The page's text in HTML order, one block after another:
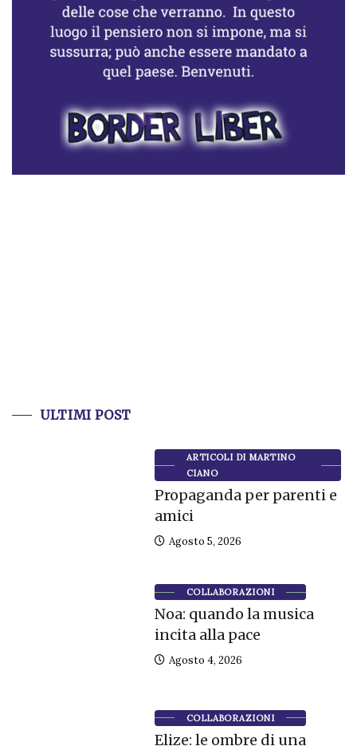
ULTIMI POST
ARTICOLI DI MARTINO
CIANO
Propaganda per parenti e
amici
Agosto 5, 2026
COLLABORAZIONI
Noa: quando la musica
incita alla pace
Agosto 4, 2026
COLLABORAZIONI
Elize: le ombre di una